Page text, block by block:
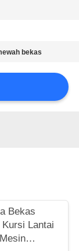
bekas
Bekas
Kursi Lantai